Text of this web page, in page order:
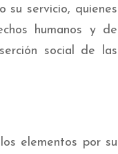
su servicio, quienes
humanos y de
social de las
elementos por su